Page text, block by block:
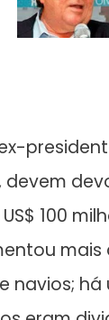
100
mais
navios; há